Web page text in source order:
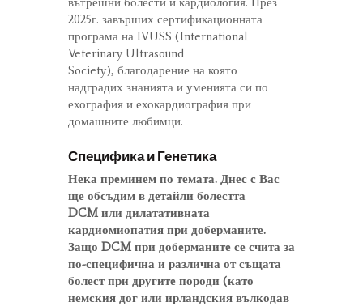
2025г. завърших сертификационната
програма на IVUSS (International
Veterinary Ultrasound
Society), благодарение на която
надградих знанията и уменията си по
ехография и ехокардиография при
домашните любимци.
Специфика и Генетика
Нека преминем по темата. Днес с Вас
ще обсъдим в детайли болестта
DCM или дилатативната
кардиомиопатия при доберманите.
Защо DCM при доберманите се счита за
по-специфична и различна от същата
болест при другите породи (като
немския дог или ирландския вълкодав